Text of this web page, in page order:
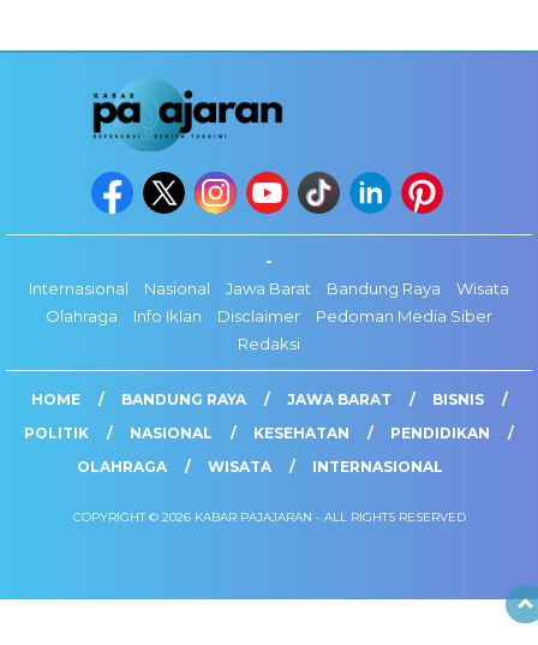
-
Internasional
Nasional Jawa Barat Bandung Raya
Wisata
Olahraga
Info Iklan Disclaimer
Pedoman Media Siber
Redaksi
HOME BANDUNG RAYA JAWA BARAT
BISNIS
POLITIK
NASIONAL KESEHATAN
PENDIDIKAN
OLAHRAGA
WISATA INTERNASIONAL
COPYRIGHT © 2026 KABAR PAJAJARAN - ALL RIGHTS RESERVED